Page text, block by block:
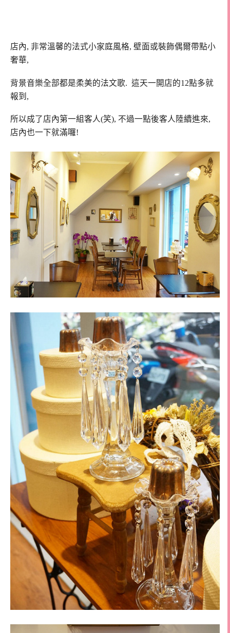
店內, 非常溫馨的法式小家庭風格, 壁面或裝飾偶爾帶點小
奢華,
背景音樂全部都是柔美的法文歌. 這天一開店的12點多就
報到,
所以成了店內第一組客人(笑), 不過一點後客人陸續進來,
店內也一下就滿囉!